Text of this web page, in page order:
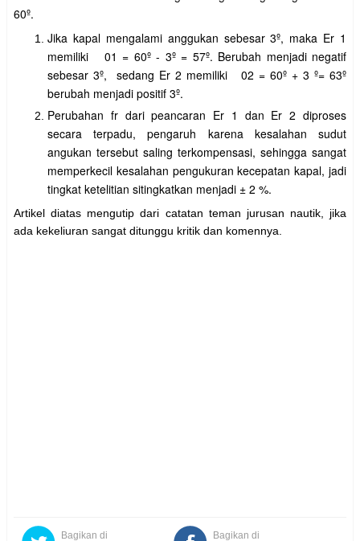
60º.
Jika kapal mengalami anggukan sebesar 3º, maka Er 1
memiliki 01 = 60º - 3º = 57º. Berubah menjadi negatif
sebesar 3º, sedang Er 2 memiliki 02 = 60º + 3 º= 63º
berubah menjadi positif 3º.
Perubahan fr dari peancaran Er 1 dan Er 2 diproses
secara terpadu, pengaruh karena kesalahan sudut
angukan tersebut saling terkompensasi, sehingga sangat
memperkecil kesalahan pengukuran kecepatan kapal, jadi
tingkat ketelitian sitingkatkan menjadi ± 2 %.
Artikel diatas mengutip dari catatan teman jurusan nautik, jika
ada kekeliuran sangat ditunggu kritik dan komennya.
Bagikan di
Bagikan di